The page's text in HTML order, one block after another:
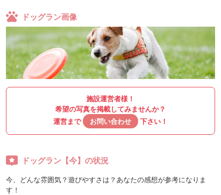
ドッグラン画像
施設運営者様！
希望の写真を掲載してみませんか？
運営まで
お問い合わせ 下さい！
ドッグラン【今】の状況
今、どんな雰囲気？遊びやすさは？あなたの感想が参考になりま
す！